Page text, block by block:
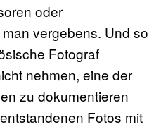
oder
vergebens. Und so
Fotograf
nehmen, eine der
zu dokumentieren
Fotos mit